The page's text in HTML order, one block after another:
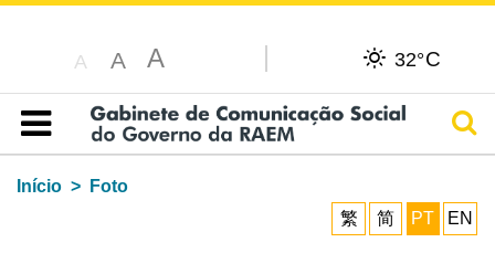
A A A 32°C
Índice
Início
Foto
繁
简 PT EN